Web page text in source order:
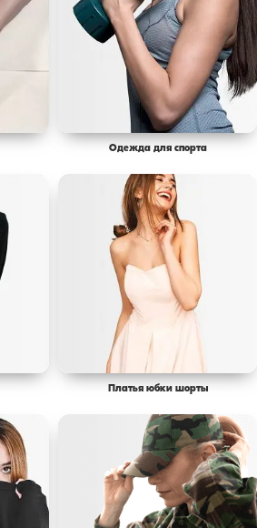
Одежда для спорта
Платья юбки шорты